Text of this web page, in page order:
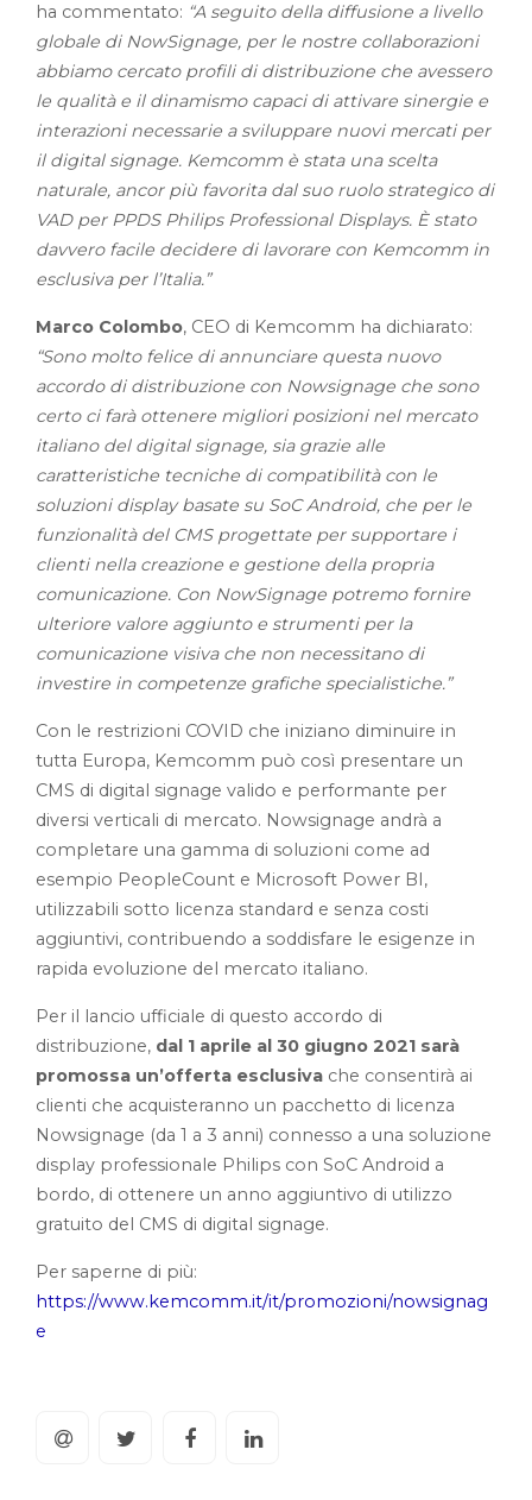
ha commentato: “A seguito della diffusione a livello
globale di NowSignage, per le nostre collaborazioni
abbiamo cercato profili di distribuzione che avessero
le qualità e il dinamismo capaci di attivare sinergie e
interazioni necessarie a sviluppare nuovi mercati per
il digital signage. Kemcomm è stata una scelta
naturale, ancor più favorita dal suo ruolo strategico di
VAD per PPDS Philips Professional Displays. È stato
davvero facile decidere di lavorare con Kemcomm in
esclusiva per l’Italia.”
Marco Colombo, CEO di Kemcomm ha dichiarato:
“Sono molto felice di annunciare questa nuovo
accordo di distribuzione con Nowsignage che sono
certo ci farà ottenere migliori posizioni nel mercato
italiano del digital signage, sia grazie alle
caratteristiche tecniche di compatibilità con le
soluzioni display basate su SoC Android, che per le
funzionalità del CMS progettate per supportare i
clienti nella creazione e gestione della propria
comunicazione. Con NowSignage potremo fornire
ulteriore valore aggiunto e strumenti per la
comunicazione visiva che non necessitano di
investire in competenze grafiche specialistiche.”
Con le restrizioni COVID che iniziano diminuire in
tutta Europa, Kemcomm può così presentare un
CMS di digital signage valido e performante per
diversi verticali di mercato. Nowsignage andrà a
completare una gamma di soluzioni come ad
esempio PeopleCount e Microsoft Power BI,
utilizzabili sotto licenza standard e senza costi
aggiuntivi, contribuendo a soddisfare le esigenze in
rapida evoluzione del mercato italiano.
Per il lancio ufficiale di questo accordo di
distribuzione, dal 1 aprile al 30 giugno 2021 sarà
promossa un’offerta esclusiva che consentirà ai
clienti che acquisteranno un pacchetto di licenza
Nowsignage (da 1 a 3 anni) connesso a una soluzione
display professionale Philips con SoC Android a
bordo, di ottenere un anno aggiuntivo di utilizzo
gratuito del CMS di digital signage.
Per saperne di più:
https://www.kemcomm.it/it/promozioni/nowsignag
e